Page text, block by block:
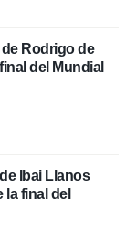
Rodrigo de
del Mundial
Ibai Llanos
la final del